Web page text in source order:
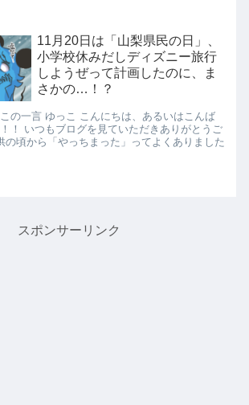
11月20日は「山梨県民の日」、
小学校休みだしディズニー旅行
しようぜって計画したのに、ま
さかの…！？
の一言 ゆっこ こんにちは、あるいはこんば
！ いつもブログを見ていただきありがとうご
の頃から「やっちまった」ってよくありました
スポンサーリンク